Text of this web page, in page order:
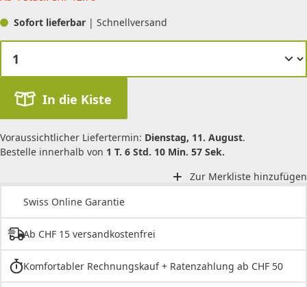
Sofort lieferbar | Schnellversand
In die Kiste
Voraussichtlicher Liefertermin: Dienstag, 11. August.
Bestelle innerhalb von 1 T. 6 Std. 10 Min. 57 Sek.
Zur Merkliste hinzufügen
Swiss Online Garantie
Ab CHF 15 versandkostenfrei
Komfortabler Rechnungskauf + Ratenzahlung ab CHF 50